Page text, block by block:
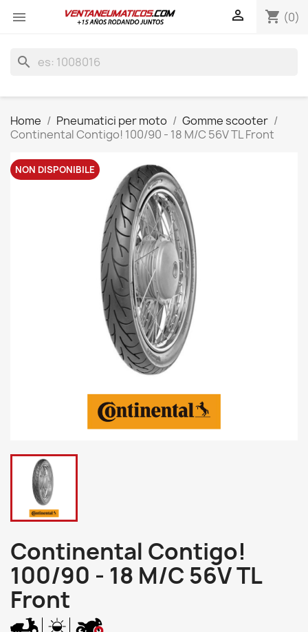
 shopping_cart (0)

search
Home Pneumatici per moto
Gomme scooter
Continental Contigo! 100/90 - 18 M/C 56V TL Front
NON DISPONIBILE
Continental Contigo!
100/90 - 18 M/C 56V TL
Front